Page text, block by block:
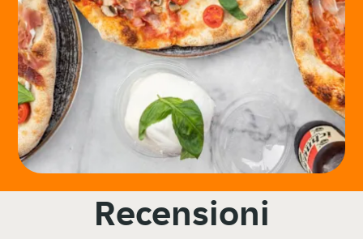
Recensioni